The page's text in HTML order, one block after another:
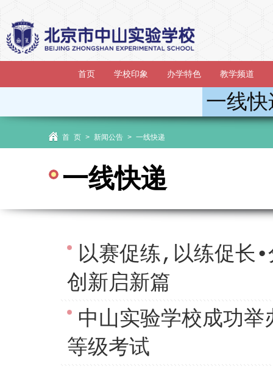
首页 学校印象 办学特色 教学频道
一线快
首 页 > 新闻公告 > 一线快递
一线快递
以赛促练,以练促长
创新启新篇
中山实验学校成功
等级考试‌